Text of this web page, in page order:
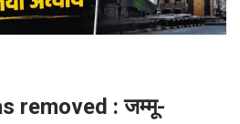
removed : जम्मू-